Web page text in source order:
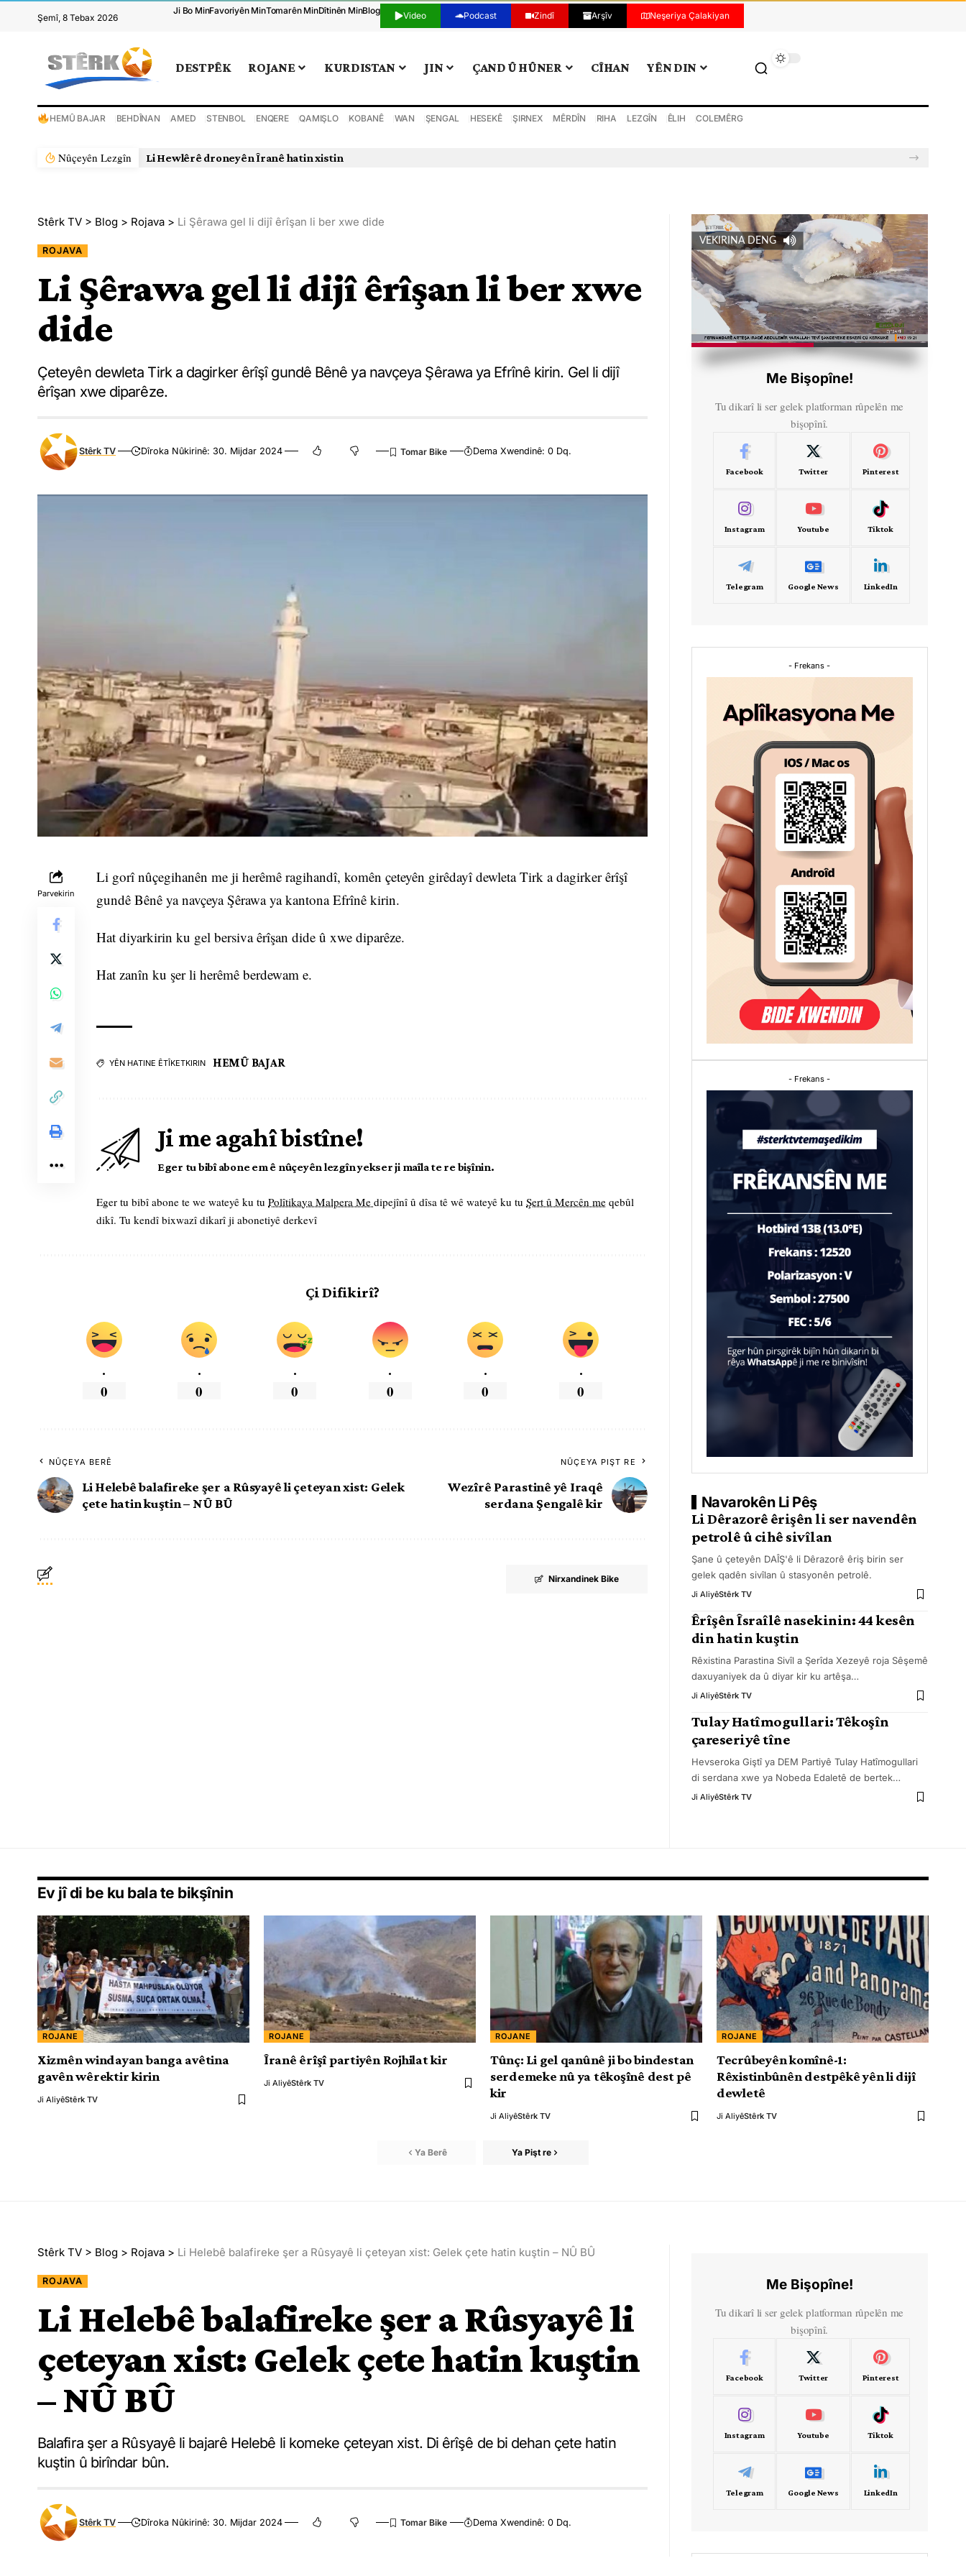
Şemî, 8 Tebax 2026
Ji Bo MinFavoriyên MinTomarên MinDîtinên MinBlog Video Podcast Zindî Arşîv Neşeriya Çalakiyan
DESTPÊK ROJANE KURDISTAN JIN ÇAND Û HÛNER CÎHAN YÊN DIN
HEMÛ BAJAR BEHDÎNAN AMED STENBOL ENQERE QAMIŞLO KOBANÊ WAN ŞENGAL HESEKÊ ŞIRNEX MÊRDÎN RIHA LEZGÎN ÊLIH COLEMÊRG
Nûçeyên Lezgîn Li Hewlêrê droneyên Îranê hatin xistin
Stêrk TV > Blog > Rojava > Li Şêrawa gel li dijî êrîşan li ber xwe dide
ROJAVA
Li Şêrawa gel li dijî êrîşan li ber xwe
dide
Çeteyên dewleta Tirk a dagirker êrîşî gundê Bênê ya navçeya Şêrawa ya Efrînê kirin. Gel li dijî
êrîşan xwe diparêze.
Stêrk TV Dîroka Nûkirinê: 30. Mijdar 2024 Dema Xwendinê: 0 Dq.
Parvekirin
Li gorî nûçegihanên me ji herêmê ragihandî, komên çeteyên girêdayî dewleta Tirk a dagirker êrîşî
gundê Bênê ya navçeya Şêrawa ya kantona Efrînê kirin.
Hat diyarkirin ku gel bersiva êrîşan dide û xwe diparêze.
Hat zanîn ku şer li herêmê berdewam e.
YÊN HATINE ÊTÎKETKIRIN HEMÛ BAJAR
Ji me agahî bistîne!
Eger tu bibî abone em ê nûçeyên lezgîn yekser ji maîla te re bişînin.
Eger tu bibî abone te we wateyê ku tu Polîtikaya Malpera Me dipejînî û dîsa tê wê wateyê ku tu Şert û Mercên me qebûl
dikî. Tu kendî bixwazî dikarî ji abonetiyê derkevî
Çi Difikirî?
.
0
.
0
.
0
.
0
.
0
.
0
NÛÇEYA BERÊ
Li Helebê balafireke şer a Rûsyayê li çeteyan xist: Gelek
çete hatin kuştin – NÛ BÛ
NÛÇEYA PIŞT RE
Wezîrê Parastinê yê Iraqê
serdana Şengalê kir
Nirxandinek Bike
VEKIRINA DENG
Me Bişopîne!
Tu dikarî li ser gelek platforman rûpelên me
bişopînî.
Facebook Twitter Pinterest
Instagram Youtube Tiktok
Telegram Google News LinkedIn
- Frekans -
- Frekans -
Navarokên Li Pêş
Li Dêrazorê êrişên li ser navendên
petrolê û cihê sivîlan
Şane û çeteyên DAÎŞ'ê li Dêrazorê êriş birin ser
gelek qadên sivîlan û stasyonên petrolê.
Ji AliyêStêrk TV
Êrîşên Îsraîlê nasekinin: 44 kesên
din hatin kuştin
Rêxistina Parastina Sivîl a Şerîda Xezeyê roja Sêşemê
daxuyaniyek da û diyar kir ku artêşa…
Ji AliyêStêrk TV
Tulay Hatîmogullari: Têkoşîn
çareseriyê tîne
Hevseroka Giştî ya DEM Partiyê Tulay Hatîmogullari
di serdana xwe ya Nobeda Edaletê de bertek…
Ji AliyêStêrk TV
Ev jî di be ku bala te bikşînin
ROJANE
Xizmên windayan banga avêtina
gavên wêrektir kirin
Ji AliyêStêrk TV
ROJANE
Îranê êrîşî partiyên Rojhilat kir
Ji AliyêStêrk TV
ROJANE
Tûnç: Li gel qanûnê ji bo bindestan
serdemeke nû ya têkoşînê dest pê
kir
Ji AliyêStêrk TV
ROJANE
Tecrûbeyên komînê-1:
Rêxistinbûnên destpêkê yên li dijî
dewletê
Ji AliyêStêrk TV
Ya Berê Ya Pişt re
Stêrk TV > Blog > Rojava > Li Helebê balafireke şer a Rûsyayê li çeteyan xist: Gelek çete hatin kuştin – NÛ BÛ
ROJAVA
Li Helebê balafireke şer a Rûsyayê li
çeteyan xist: Gelek çete hatin kuştin
– NÛ BÛ
Balafira şer a Rûsyayê li bajarê Helebê li komeke çeteyan xist. Di êrîşê de bi dehan çete hatin
kuştin û birîndar bûn.
Stêrk TV Dîroka Nûkirinê: 30. Mijdar 2024 Dema Xwendinê: 0 Dq.
Me Bişopîne!
Tu dikarî li ser gelek platforman rûpelên me
bişopînî.
Facebook Twitter Pinterest
Instagram Youtube Tiktok
Telegram Google News LinkedIn